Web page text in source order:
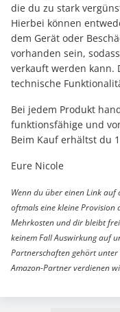
die du zu stark
Hierbei können
dem Gerät oder
vorhanden sein,
verkauft werden kann.
technische
Bei jedem Produkt
funktionsfähige und
Beim Kauf erhältst du
Eure Nicole
Wenn du über einen Link
oftmals eine kleine Provision
Mehrkosten und dir bleibt
keinem Fall Auswirkung auf
Partnerschaften gehört unter
Amazon-Partner verdienen